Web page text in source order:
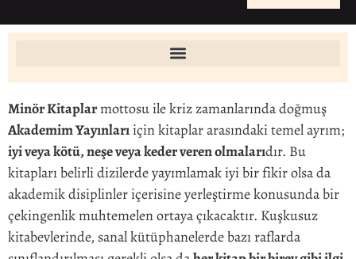
Minör Kitaplarmottosu ile kriz zamanlarında doğmuş
Akademim Yayınlarıiçin kitaplar arasındaki temel ayrım;
iyi veya kötü, neşe veya keder veren olmalarıdır. Bu
kitapları belirli dizilerde yayımlamak iyi bir fikir olsa da
akademik disiplinler içerisine yerleştirme konusunda bir
çekingenlik muhtemelen ortaya çıkacaktır. Kuşkusuz
kitabevlerinde, sanal kütüphanelerde bazı raflarda